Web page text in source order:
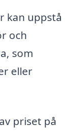
kan uppstå
och
som
eller
priset på